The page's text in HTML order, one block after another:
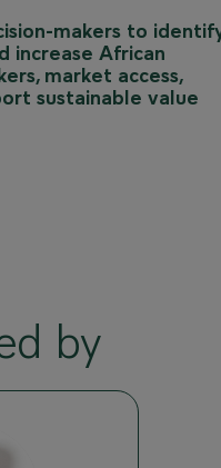
makers to
increase African
market access,
sustainable value
by